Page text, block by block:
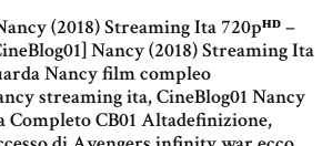
(2018) Streaming Ita 720pᴴᴰ –
Nancy (2018) Streaming Ita
Nancy film compleo
streaming ita, CineBlog01 Nancy
Completo CB01 Altadefinizione,